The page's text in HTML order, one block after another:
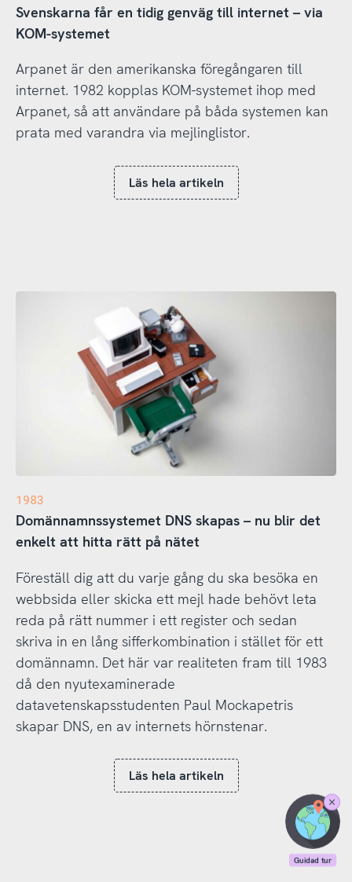
Svenskarna får en tidig genväg till internet – via
KOM-systemet
Arpanet är den amerikanska föregångaren till
internet. 1982 kopplas KOM-systemet ihop med
Arpanet, så att användare på båda systemen kan
prata med varandra via mejlinglistor.
Läs hela artikeln
1983
Domännamnssystemet DNS skapas – nu blir det
enkelt att hitta rätt på nätet
Föreställ dig att du varje gång du ska besöka en
webbsida eller skicka ett mejl hade behövt leta
reda på rätt nummer i ett register och sedan
skriva in en lång sifferkombination i stället för ett
domännamn. Det här var realiteten fram till 1983
då den nyutexaminerade
datavetenskapsstudenten Paul Mockapetris
skapar DNS, en av internets hörnstenar.
Läs hela artikeln
Stäng
Guidad
tur